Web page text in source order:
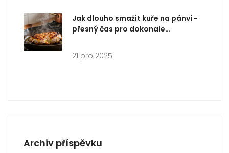
Jak dlouho smažit kuře na pánvi -
přesný čas pro dokonale
21 pro 2025
Archiv příspěvku